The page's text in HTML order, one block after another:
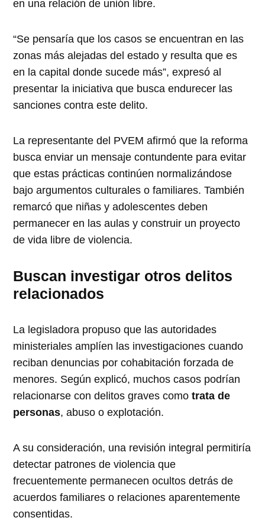
en una relación de unión libre.
“Se pensaría que los casos se encuentran en las
zonas más alejadas del estado y resulta que es
en la capital donde sucede más”, expresó al
presentar la iniciativa que busca endurecer las
sanciones contra este delito.
La representante del PVEM afirmó que la reforma
busca enviar un mensaje contundente para evitar
que estas prácticas continúen normalizándose
bajo argumentos culturales o familiares. También
remarcó que niñas y adolescentes deben
permanecer en las aulas y construir un proyecto
de vida libre de violencia.
Buscan investigar otros delitos
relacionados
La legisladora propuso que las autoridades
ministeriales amplíen las investigaciones cuando
reciban denuncias por cohabitación forzada de
menores. Según explicó, muchos casos podrían
relacionarse con delitos graves comotrata de
personas, abuso o explotación.
A su consideración, una revisión integral permitiría
detectar patrones de violencia que
frecuentemente permanecen ocultos detrás de
acuerdos familiares o relaciones aparentemente
consentidas.